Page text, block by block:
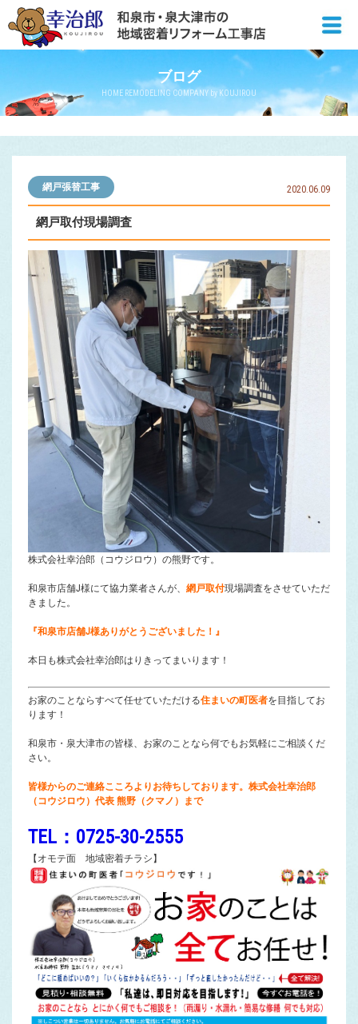
ブログ
HOME REMODELING COMPANY by KOUJIROU
網戸張替工事 2020.06.09
網戸取付現場調査
株式会社幸治郎（コウジロウ）の熊野です。
和泉市店舗J様にて協力業者さんが、 網戸取付現場調査をさせていただ
きました。
『和泉市店舗J様ありがとうございました！』
本日も株式会社幸治郎はりきってまいります！
お家のことならすべて任せていただける住まいの町医者を目指してお
ります！
和泉市・泉大津市の皆様、お家のことなら何でもお気軽にご相談くだ
さい。
皆様からのご連絡こころよりお待ちしております。株式会社幸治郎
（コウジロウ）代表 熊野（クマノ）まで
TEL：0725-30-2555
【オモテ面 地域密着チラシ】